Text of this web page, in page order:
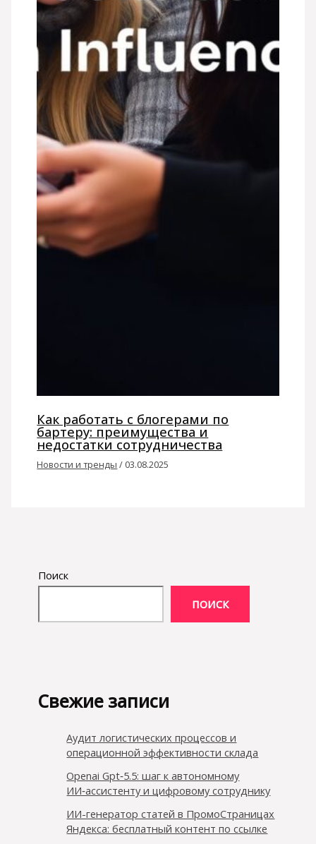
Как работать с блогерами по
бартеру: преимущества и
недостатки сотрудничества
Новости и тренды / 03.08.2025
Поиск
ПОИСК
Свежие записи
Аудит логистических процессов и
операционной эффективности склада
Openai Gpt‑5.5: шаг к автономному
ИИ‑ассистенту и цифровому сотруднику
ИИ-генератор статей в ПромоСтраницах
Яндекса: бесплатный контент по ссылке